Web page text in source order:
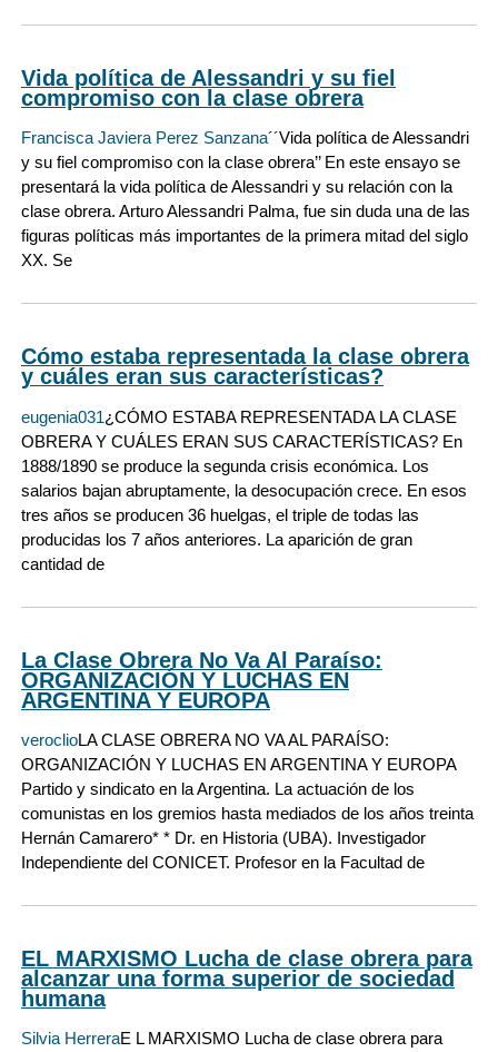
Vida política de Alessandri y su fiel
compromiso con la clase obrera
Francisca Javiera Perez Sanzana´´Vida política de Alessandri
y su fiel compromiso con la clase obrera’’ En este ensayo se
presentará la vida política de Alessandri y su relación con la
clase obrera. Arturo Alessandri Palma, fue sin duda una de las
figuras políticas más importantes de la primera mitad del siglo
XX. Se
Cómo estaba representada la clase obrera
y cuáles eran sus características?
eugenia031¿CÓMO ESTABA REPRESENTADA LA CLASE
OBRERA Y CUÁLES ERAN SUS CARACTERÍSTICAS? En
1888/1890 se produce la segunda crisis económica. Los
salarios bajan abruptamente, la desocupación crece. En esos
tres años se producen 36 huelgas, el triple de todas las
producidas los 7 años anteriores. La aparición de gran
cantidad de
La Clase Obrera No Va Al Paraíso:
ORGANIZACIÓN Y LUCHAS EN
ARGENTINA Y EUROPA
veroclioLA CLASE OBRERA NO VA AL PARAÍSO:
ORGANIZACIÓN Y LUCHAS EN ARGENTINA Y EUROPA
Partido y sindicato en la Argentina. La actuación de los
comunistas en los gremios hasta mediados de los años treinta
Hernán Camarero* * Dr. en Historia (UBA). Investigador
Independiente del CONICET. Profesor en la Facultad de
EL MARXISMO Lucha de clase obrera para
alcanzar una forma superior de sociedad
humana
Silvia HerreraE L MARXISMO Lucha de clase obrera para